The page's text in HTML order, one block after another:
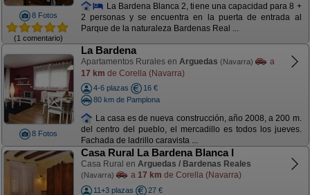
8 Fotos
(1 comentario)
La Bardena Blanca 2, tiene una capacidad para 8 +
2 personas y se encuentra en la puerta de entrada al
Parque de la naturaleza Bardenas Real ...
8 Fotos
La Bardena
Apartamentos Rurales en Arguedas (Navarra)
a
17 km de Corella (Navarra)
4-6 plazas
16 €
80 km de Pamplona
La casa es de nueva construcción, año 2008, a 200 m.
del centro del pueblo, el mercadillo es todos los jueves.
Fachada de ladrillo caravista ...
Casa Rural La Bardena Blanca I
Casa Rural en Arguedas / Bardenas Reales
(Navarra) a 17 km de Corella (Navarra)
11+3 plazas
27 €